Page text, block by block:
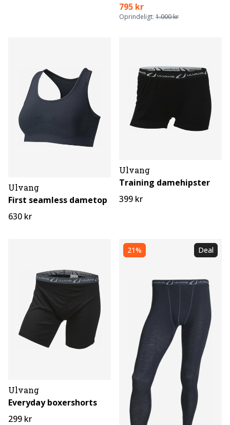
795 kr
Oprindeligt: 1.000 kr
Ulvang
First seamless dametop
630 kr
Ulvang
Training damehipster
399 kr
Ulvang
Everyday boxershorts
299 kr
21% Deal